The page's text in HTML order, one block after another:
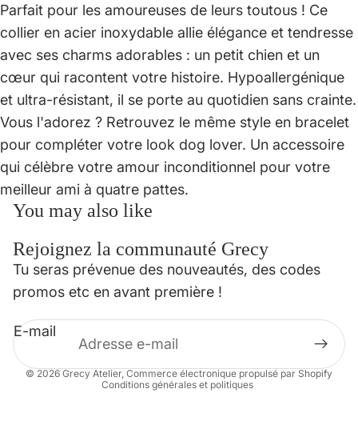
Parfait pour les amoureuses de leurs toutous ! Ce
collier en acier inoxydable allie élégance et tendresse
avec ses charms adorables : un petit chien et un
cœur qui racontent votre histoire. Hypoallergénique
et ultra-résistant, il se porte au quotidien sans crainte.
Vous l'adorez ? Retrouvez le même style en bracelet
pour compléter votre look dog lover. Un accessoire
qui célèbre votre amour inconditionnel pour votre
meilleur ami à quatre pattes.
You may also like
Rejoignez la communauté Grecy
Tu seras prévenue des nouveautés, des codes
promos etc en avant première !
E-mail
© 2026 Grecy Atelier, Commerce électronique propulsé par Shopify
Conditions générales et politiques
Politique de confidentialité
Politique de remboursement
Mentions légales